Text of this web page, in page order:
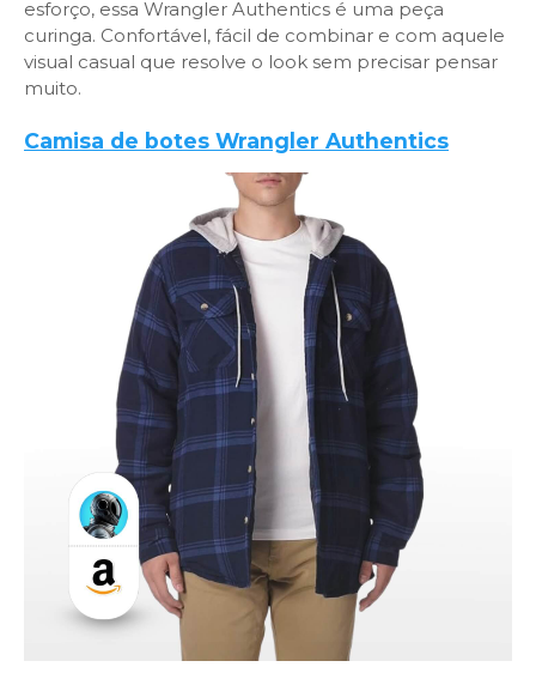
esforço, essa Wrangler Authentics é uma peça
curinga. Confortável, fácil de combinar e com aquele
visual casual que resolve o look sem precisar pensar
muito.
Camisa de botes Wrangler Authentics